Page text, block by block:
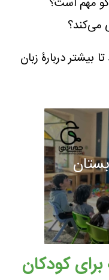
می‌کند؟
بیشتر دربارۀ زبان
کودکان